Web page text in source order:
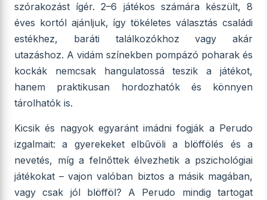
szórakozást ígér. 2–6 játékos számára készült, 8
éves kortól ajánljuk, így tökéletes választás családi
estékhez, baráti találkozókhoz vagy akár
utazáshoz. A vidám színekben pompázó poharak és
kockák nemcsak hangulatossá teszik a játékot,
hanem praktikusan hordozhatók és könnyen
tárolhatók is.
Kicsik és nagyok egyaránt imádni fogják a Perudo
izgalmait: a gyerekeket elbűvöli a blöffölés és a
nevetés, míg a felnőttek élvezhetik a pszichológiai
játékokat – vajon valóban biztos a másik magában,
vagy csak jól blöfföl? A Perudo mindig tartogat